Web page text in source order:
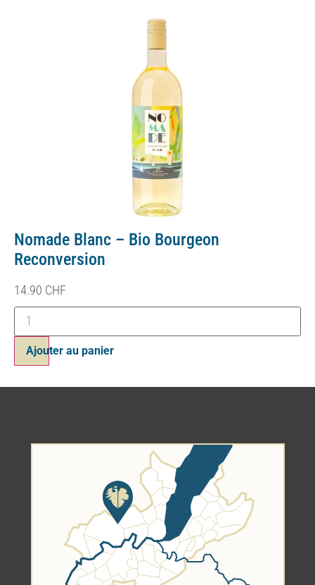
Nomade Blanc – Bio Bourgeon
Reconversion
14.90 CHF
Ajouter au panier